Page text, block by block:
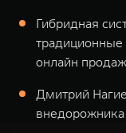
Гибридная
онлайн
Дмитрий